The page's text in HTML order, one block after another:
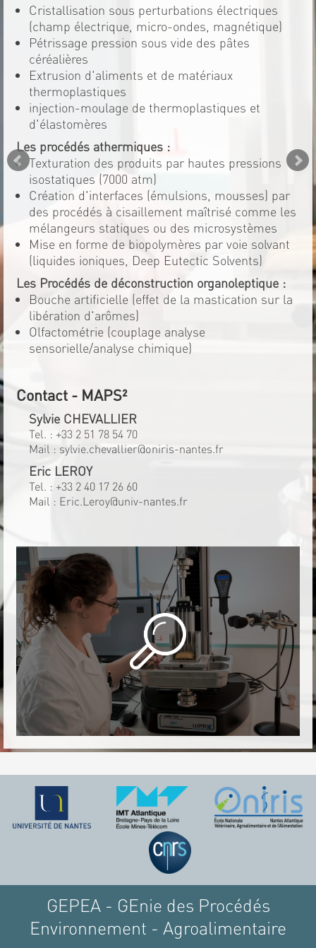
Cristallisation sous perturbations électriques
(champ électrique, micro-ondes, magnétique)
Pétrissage pression sous vide des pâtes
céréalières
Extrusion d'aliments et de matériaux
thermoplastiques
injection-moulage de thermoplastiques et
d'élastomères
Les procédés athermiques :
Texturation des produits par hautes pressions
isostatiques (7000 atm)
Création d'interfaces (émulsions, mousses) par
des procédés à cisaillement maîtrisé comme les
mélangeurs statiques ou des microsystèmes
Mise en forme de biopolymères par voie solvant
(liquides ioniques, Deep Eutectic Solvents)
Les Procédés de déconstruction organoleptique :
Bouche artificielle (effet de la mastication sur la
libération d'arômes)
Olfactométrie (couplage analyse
sensorielle/analyse chimique)
Contact - MAPS²
Sylvie CHEVALLIER
Tel. : +33 2 51 78 54 70
Mail : sylvie.chevallier@oniris-nantes.fr
Eric LEROY
Tel. : +33 2 40 17 26 60
Mail : Eric.Leroy@univ-nantes.fr
GEPEA - GEnie des Procédés
Environnement - Agroalimentaire